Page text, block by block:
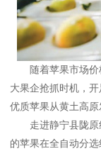
随着苹果市场价
大果企抢抓时机，
优质苹果从黄土高原
走进静宁县陇原
的苹果在全自动分